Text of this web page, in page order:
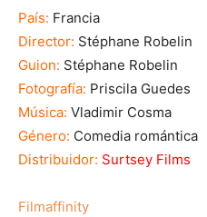
País: Francia
Director: Stéphane Robelin
Guion: Stéphane Robelin
Fotografía: Priscila Guedes
Música: Vladimir Cosma
Género: Comedia romántica
Distribuidor: Surtsey Films
Filmaffinity